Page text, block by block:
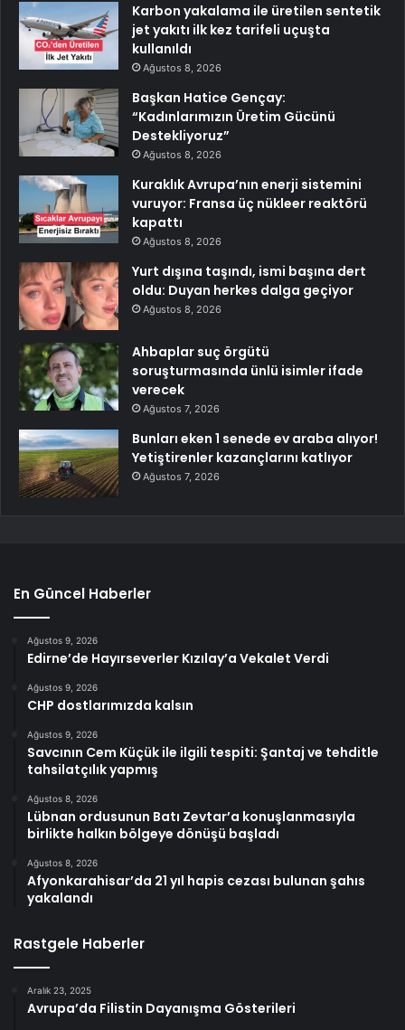
Karbon yakalama ile üretilen sentetik
jet yakıtı ilk kez tarifeli uçuşta
kullanıldı
Ağustos 8, 2026
Başkan Hatice Gençay:
“Kadınlarımızın Üretim Gücünü
Destekliyoruz”
Ağustos 8, 2026
Kuraklık Avrupa’nın enerji sistemini
vuruyor: Fransa üç nükleer reaktörü
kapattı
Ağustos 8, 2026
Yurt dışına taşındı, ismi başına dert
oldu: Duyan herkes dalga geçiyor
Ağustos 8, 2026
Ahbaplar suç örgütü
soruşturmasında ünlü isimler ifade
verecek
Ağustos 7, 2026
Bunları eken 1 senede ev araba alıyor!
Yetiştirenler kazançlarını katlıyor
Ağustos 7, 2026
En Güncel Haberler
Ağustos 9, 2026
Edirne’de Hayırseverler Kızılay’a Vekalet Verdi
Ağustos 9, 2026
CHP dostlarımızda kalsın
Ağustos 9, 2026
Savcının Cem Küçük ile ilgili tespiti: Şantaj ve tehditle
tahsilatçılık yapmış
Ağustos 8, 2026
Lübnan ordusunun Batı Zevtar’a konuşlanmasıyla
birlikte halkın bölgeye dönüşü başladı
Ağustos 8, 2026
Afyonkarahisar’da 21 yıl hapis cezası bulunan şahıs
yakalandı
Rastgele Haberler
Aralık 23, 2025
Avrupa’da Filistin Dayanışma Gösterileri